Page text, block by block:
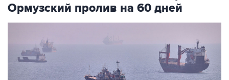
Ормузский пролив на 60 дней